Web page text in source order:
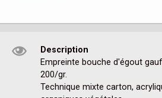
Description
Empreinte bouche d'égout
200/gr.
Technique mixte carton,